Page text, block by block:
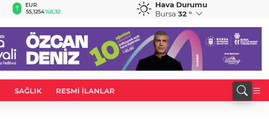
EUR
55,1254%0,32 %0,38
CHF
59,0083
Hava Durumu
Bursa 32 °
SAĞLIK RESMİ İLANLAR